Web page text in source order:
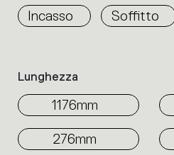
Incasso Soffitto
Lunghezza
1176mm
276mm